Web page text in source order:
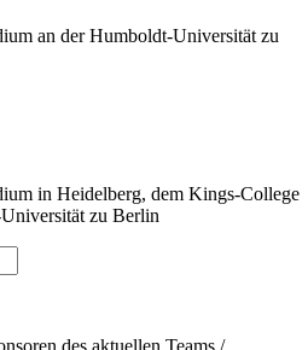
an der Humboldt-Universität zu
in Heidelberg, dem Kings-College
zu Berlin
des aktuellen Teams /